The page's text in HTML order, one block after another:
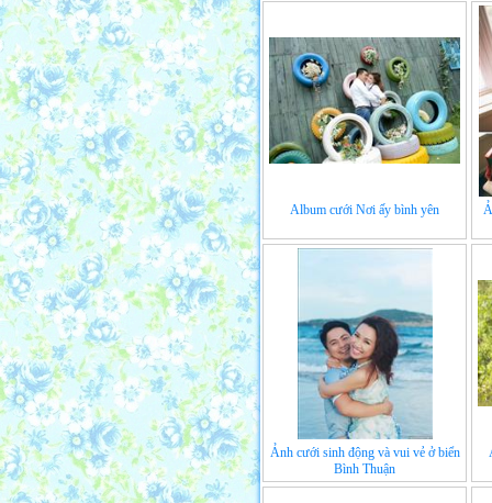
Album cưới Nơi ấy bình yên
Ảnh cưới sinh động và vui vẻ ở biển
Bình Thuận